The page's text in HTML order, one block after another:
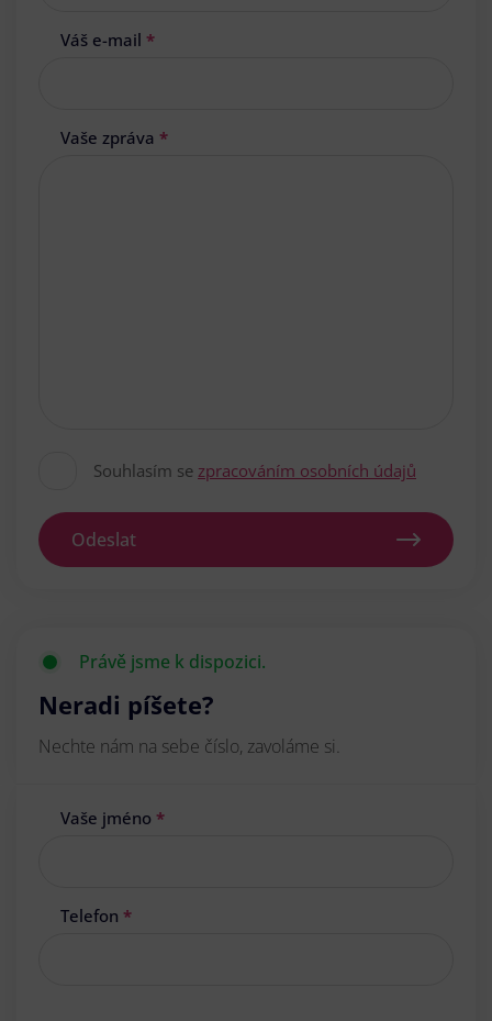
Váš e-mail *
Vaše zpráva *
Souhlasím se zpracováním osobních údajů
Odeslat
Právě jsme k dispozici.
Neradi píšete?
Nechte nám na sebe číslo, zavoláme si.
Vaše jméno *
Telefon *